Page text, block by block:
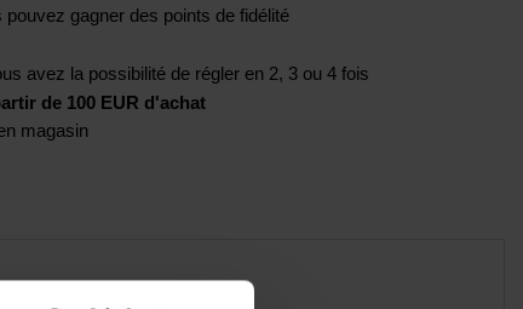
gagner des points de fidélité
avez la possibilité de régler en 2, 3 ou 4 fois
de 100 EUR d'achat
magasin